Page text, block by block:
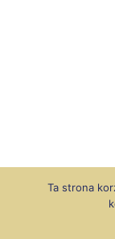
Ta strona